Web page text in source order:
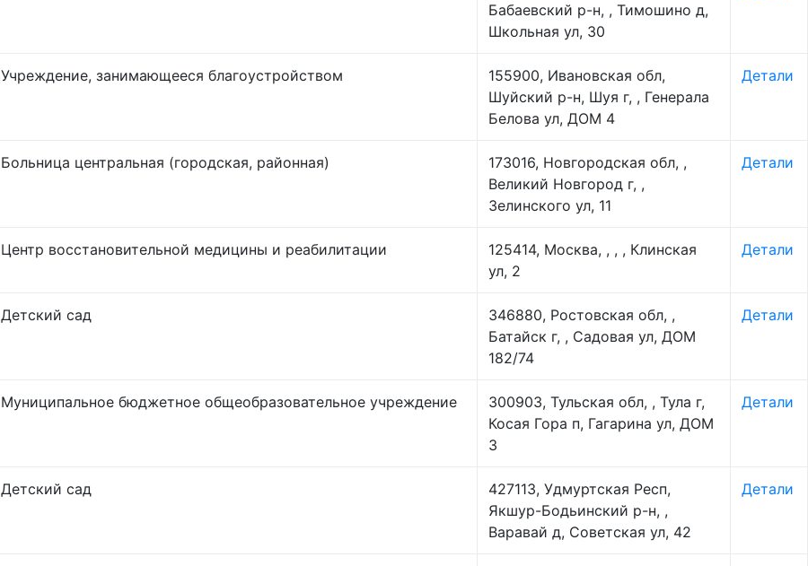
Бабаевский р-н, , Тимошино д,
Школьная ул, 30
Учреждение, занимающееся благоустройством
155900, Ивановская обл,
Шуйский р-н, Шуя г, , Генерала
Белова ул, ДОМ 4
Детали
Больница центральная (городская, районная)
173016, Новгородская обл, ,
Великий Новгород г, ,
Зелинского ул, 11
Детали
Центр восстановительной медицины и реабилитации
125414, Москва, , , , Клинская
ул, 2
Детали
Детский сад
346880, Ростовская обл, ,
Батайск г, , Садовая ул, ДОМ
182/74
Детали
Муниципальное бюджетное общеобразовательное учреждение
300903, Тульская обл, , Тула г,
Косая Гора п, Гагарина ул, ДОМ
3
Детали
Детский сад
427113, Удмуртская Респ,
Якшур-Бодьинский р-н, ,
Варавай д, Советская ул, 42
Детали